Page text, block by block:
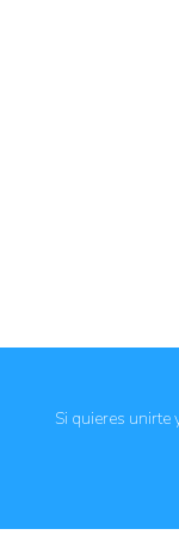
Si quieres